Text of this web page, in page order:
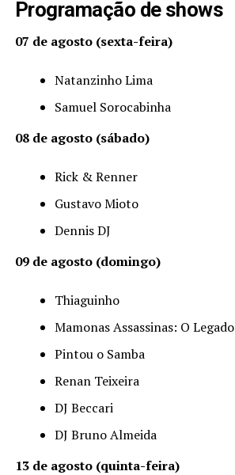
Programação de shows
07 de agosto (sexta-feira)
Natanzinho Lima
Samuel Sorocabinha
08 de agosto (sábado)
Rick & Renner
Gustavo Mioto
Dennis DJ
09 de agosto (domingo)
Thiaguinho
Mamonas Assassinas: O Legado
Pintou o Samba
Renan Teixeira
DJ Beccari
DJ Bruno Almeida
13 de agosto (quinta-feira)